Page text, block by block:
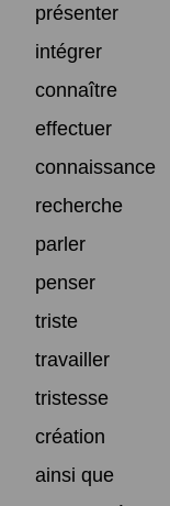
présenter
intégrer
connaître
effectuer
connaissance
recherche
parler
penser
triste
travailler
tristesse
création
ainsi que